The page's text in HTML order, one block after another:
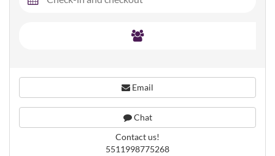
Email
Chat
Contact us!
5511998775268